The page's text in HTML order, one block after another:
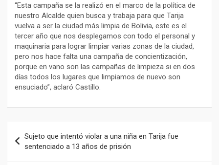
“Esta campaña se la realizó en el marco de la política de
nuestro Alcalde quien busca y trabaja para que Tarija
vuelva a ser la ciudad más limpia de Bolivia, este es el
tercer año que nos desplegamos con todo el personal y
maquinaria para lograr limpiar varias zonas de la ciudad,
pero nos hace falta una campaña de concientización,
porque en vano son las campañas de limpieza si en dos
días todos los lugares que limpiamos de nuevo son
ensuciado”, aclaró Castillo.
de
entradas
Sujeto que intentó violar a una niña en Tarija fue
sentenciado a 13 años de prisión